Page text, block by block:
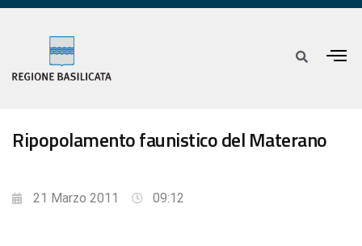
Ripopolamento faunistico del Materano
21 Marzo 2011 09:12